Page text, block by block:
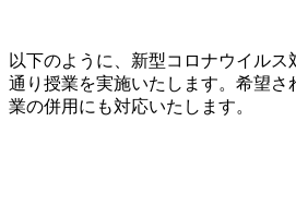
以下のように、新型コロナウイルス
通り授業を実施いたします。希望さ
業の併用にも対応いたします。